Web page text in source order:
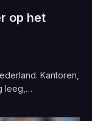
op het
Kantoren,
leeg,…